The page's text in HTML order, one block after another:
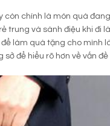
chính là món quà
trung và sành điệu khi đi
để làm quà tặng cho mình
để hiểu rõ hơn về vấn đề